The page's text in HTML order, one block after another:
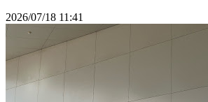
2026/07/18 11:41